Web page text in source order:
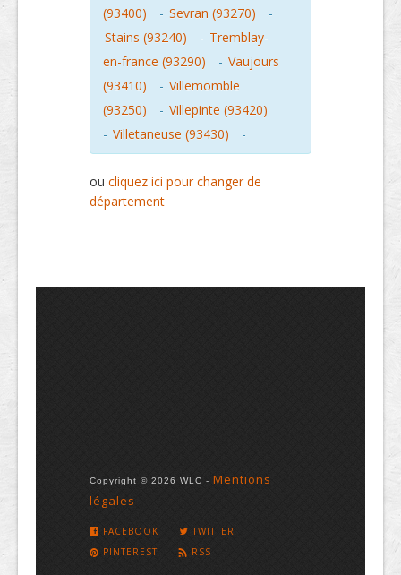
(93400)
- Sevran (93270)
-
Stains (93240)
- Tremblay-
en-france (93290)
- Vaujours
(93410)
- Villemomble
(93250)
- Villepinte (93420)
- Villetaneuse (93430) -
ou cliquez ici pour changer de
département
Copyright © 2026 WLC - Mentions
légales
FACEBOOK
TWITTER
PINTEREST
RSS